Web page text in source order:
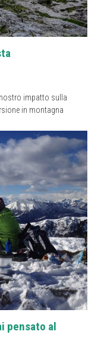
impatto sulla
in montagna
pensato al